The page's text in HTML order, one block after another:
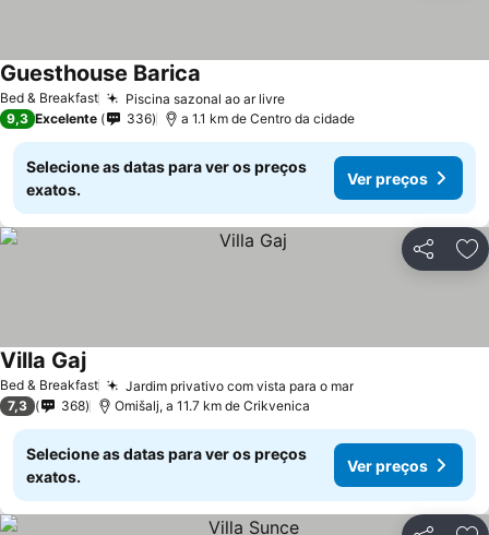
Bed & Breakfast Piscina sazonal ao ar livre
Guesthouse Barica
9,3 Excelente 336 a 1.1 km de Centro da cidade
Selecione as datas para ver os preços
exatos.
Ver preços
Partilhar
Bed & Breakfast Jardim privativo com vista para o mar
Villa Gaj
7,3 368 Omišalj, a 11.7 km de Crikvenica
Selecione as datas para ver os preços
exatos.
Ver preços